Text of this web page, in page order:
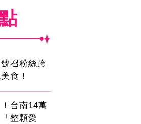
召粉絲跨
食！
台南14萬
整顆愛